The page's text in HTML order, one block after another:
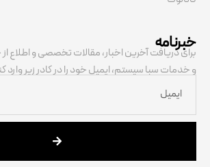
خبرنامه
برای دریافت آخرین اخبار، مقالات تخصصی و اطلاع
و خدمات سبا سیستم، ایمیل خود را در کادر زیر وارد